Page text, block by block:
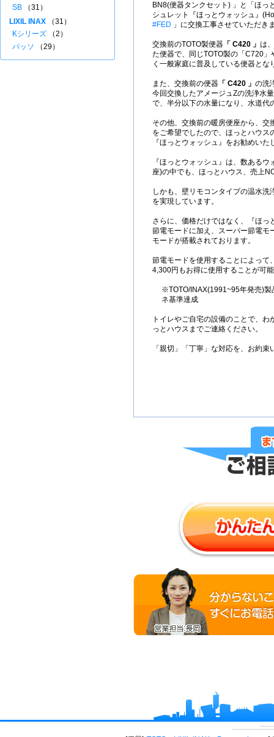
BN8(便器タンクセット) 」と「ほっ
シュレット『ほっとウォッシュ』
#FED 」に交換工事させていただき
交換前のTOTO製便器 「 C420 」 は
た便器で、同じTOTO製の「C720
く一般家庭に普及している便器とな
また、交換前の便器 「 C420 」 の洗
今回交換したアメージュZの洗浄水
で、半分以下の水量になり、水道代
その他、交換前の暖房便座から、交
をご希望でしたので、ほっとハウス
『ほっとウォッシュ』をお勧めいた
『ほっとウォッシュ』は、数ある
座)の中でも、ほっとハウス、売上
しかも、壁リモコンタイプの温水洗
を実現しています。
さらに、価格だけではなく、『ほっ
節電モードに加え、スーパー節電モ
モードが搭載されております。
節電モードを使用することによって
4,300円もお得に使用することが可
※TOTO/INAX(1991~95年発売)製
ネ基準達成
トイレやご自宅の設備のことで、
っとハウスまでご連絡ください。
「親切」「丁寧」な対応を、お約束
SB （31）
LIXIL INAX （31）
Kシリーズ （2）
パッソ （29）